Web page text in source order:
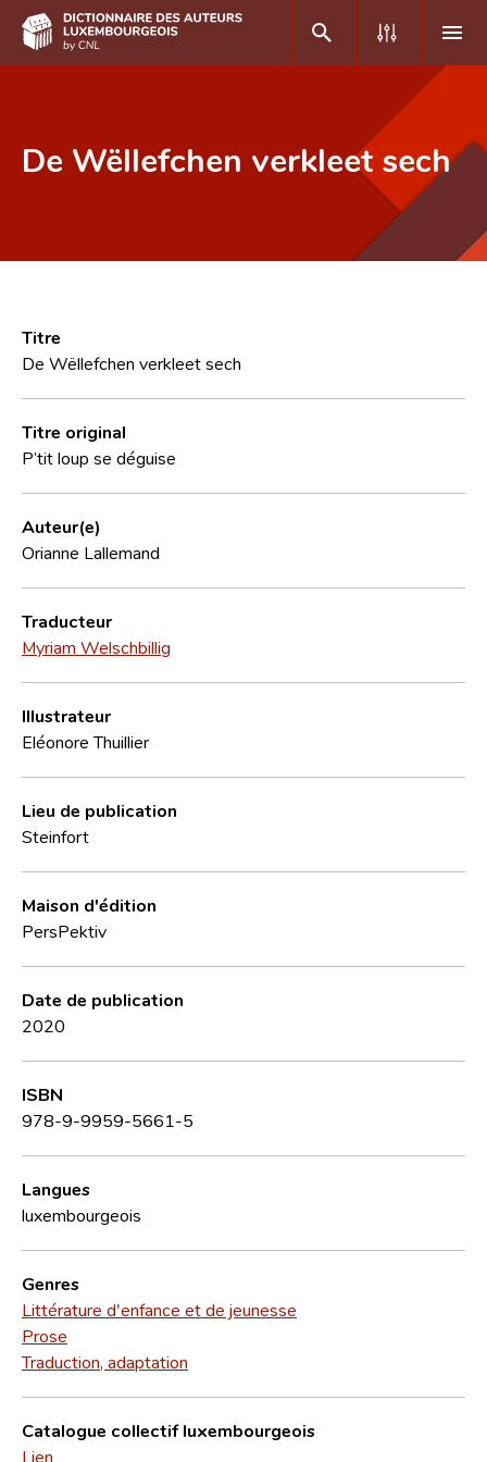
Foire aux questions
CNL
Équipe scientifique
Contact
De Wëllefchen verkleet sech
Titre
De Wëllefchen verkleet sech
Titre original
P’tit loup se déguise
Auteur(e)
Orianne Lallemand
Traducteur
Myriam Welschbillig
Illustrateur
Eléonore Thuillier
Lieu de publication
Steinfort
Maison d'édition
PersPektiv
Date de publication
2020
ISBN
978-9-9959-5661-5
Langues
luxembourgeois
Genres
Littérature d'enfance et de jeunesse
Prose
Traduction, adaptation
Catalogue collectif luxembourgeois
Lien